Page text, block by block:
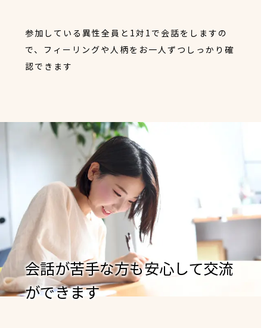
参加している異性全員と1対1で会話をしますの
で、フィーリングや人柄をお一人ずつしっかり確
認できます
会話が苦手な方も安心して交流
ができます